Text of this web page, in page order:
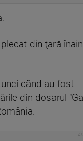
din ţară
când au fost
din dosarul